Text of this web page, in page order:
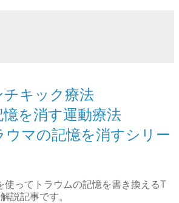
キック療法
憶を消す運動療法
ウマの記憶を消すシリー
使ってトラウムの記憶を書き換えるT
説記事です。